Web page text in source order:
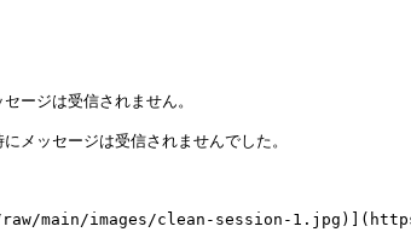
ージは受信されません。
メッセージは受信されませんでした。
main/images/clean-session-